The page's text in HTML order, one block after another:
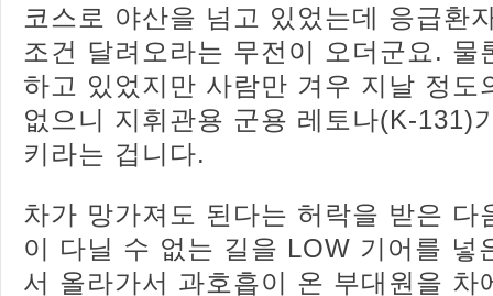
코스로 야산을 넘고 있었는데 응급환
조건 달려오라는 무전이 오더군요. 물
하고 있었지만 사람만 겨우 지날 정도
없으니 지휘관용 군용 레토나(K-131)
키라는 겁니다.
차가 망가져도 된다는 허락을 받은 다
이 다닐 수 없는 길을 LOW 기어를 넣
서 올라가서 과호흡이 온 부대원을 차